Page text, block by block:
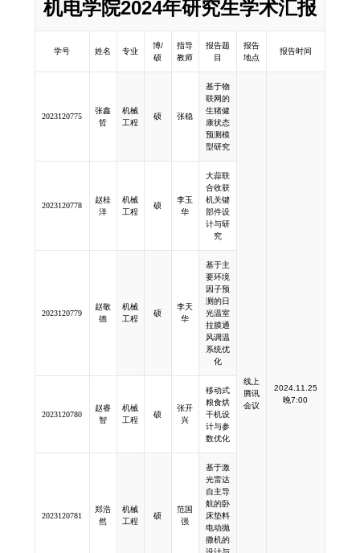
机电学院2024年研究生学术汇报
学号 姓名 专业
博/
硕
指导
教师
报告题
目
报告
地点
报告时间
2023120775
张鑫
哲
机械
工程
硕 张稳
基于物
联网的
生猪健
康状态
预测模
型研究
线上
腾讯
会议
2024.11.25
晚7:00
2023120778
赵桂
洋
机械
工程
硕
李玉
华
大蒜联
合收获
机关键
部件设
计与研
究
2023120779
赵敬
德
机械
工程
硕
李天
华
基于主
要环境
因子预
测的日
光温室
拉膜通
风调温
系统优
化
2023120780
赵睿
智
机械
工程
硕
张开
兴
移动式
粮食烘
干机设
计与参
数优化
2023120781
郑浩
然
机械
工程
硕
范国
强
基于激
光雷达
自主导
航的卧
床垫料
电动抛
撒机的